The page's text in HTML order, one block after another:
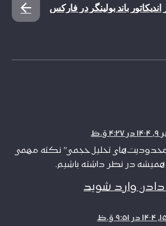
باند بولینگر در فارکس
ق.ظ
تحلیل حجمی” نکته مهمی
در نظر داشته باشیم.
دادن وارد شوید